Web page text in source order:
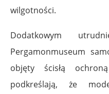
wilgotności.
Dodatkowym
Pergamonmuseum
objęty ścisłą
podkreślają, że